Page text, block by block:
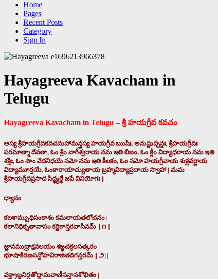
Home
Pages
Recent Posts
Category
Sign In
Hayagreeva Kavacham in
Telugu
Hayagreeva Kavacham in Telugu – శ్రీ హయగ్రీవ కవచం
అస్య శ్రీహయగ్రీవకవచమహామన్త్రస్య హయగ్రీవ ఋషిః, అనుష్టుప్ఛన్దః, శ్రీహయగ్రీవః
పరమాత్మా దేవతా, ఓం శ్రీం వాగీశ్వరాయ నమ ఇతి బీజం, ఓం క్లీం విద్యాధరాయ నమ ఇతి
శక్తిః, ఓం సౌం వేదనిధయే నమో నమ ఇతి కీలకం, ఓం నమో హయగ్రీవాయ శుక్లవర్ణాయ
విద్యామూర్తయే, ఓంకారాయాచ్యుతాయ బ్రహ్మవిద్యాప్రదాయ స్వాహా | మమ
శ్రీహయగ్రీవప్రసాద సిద్ధ్యర్థే జపే వినియోగః ||
ధ్యానం
కలశామ్బుధిసంకాశం కమలాయతలోచనం |
కలానిధికృతావాసం కర్ణికాన్తరవాసినమ్ || ౧ ||
జ్ఞానముద్రాక్షవలయం శఙ్ఖచక్రలసత్కరం |
భూషాకిరణసన్దోహవిరాజితదిగన్తరమ్ || ౨ ||
వక్త్రాబ్జనిర్గతోద్దామవాణీసన్తానశోభితం |